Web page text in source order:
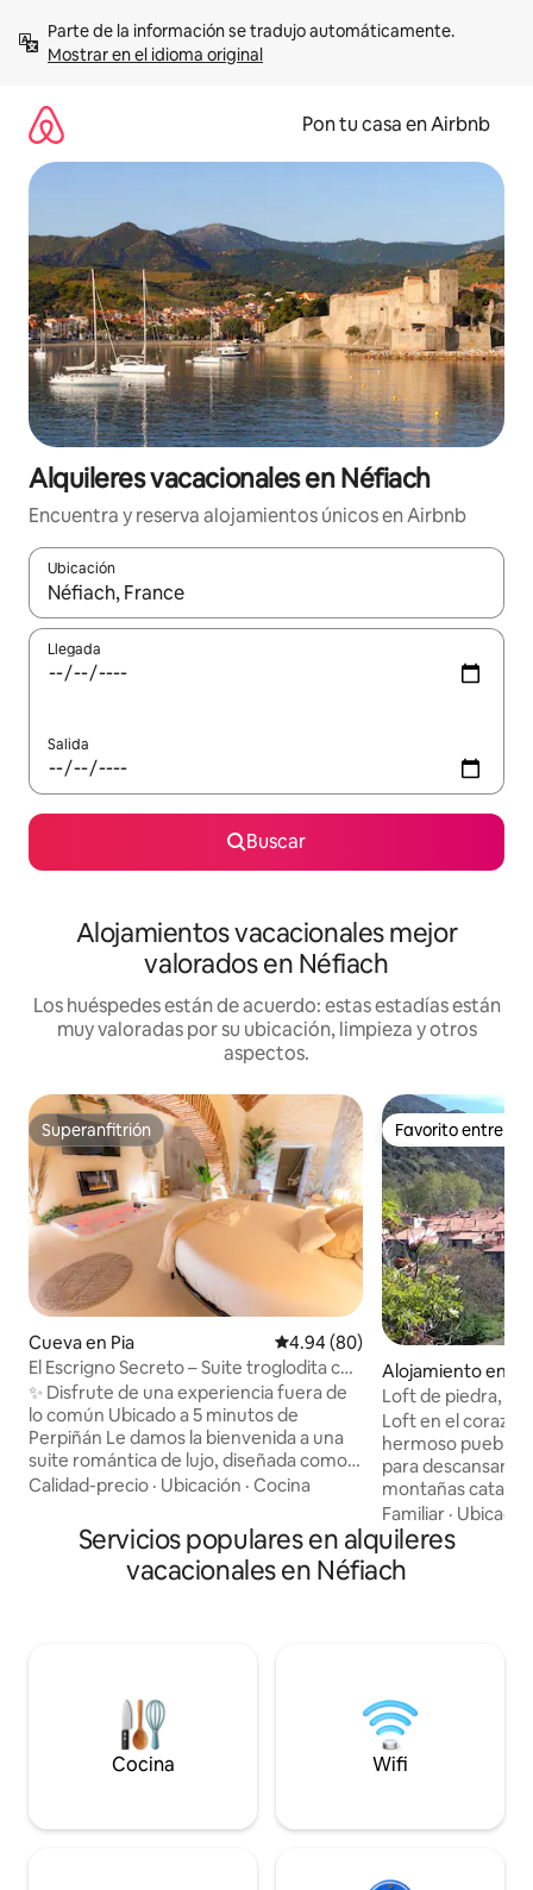
contenidoMostrar en el idioma original
Pon tu casa en Airbnb
Alquileres vacacionales en Néfiach
Encuentra y reserva alojamientos únicos en Airbnb
Ubicación
Cuando los resultados estén disponibles, navega con las
Llegada
Salida
Buscar
Alojamientos vacacionales mejor
valorados en Néfiach
Los huéspedes están de acuerdo: estas estadías están
muy valoradas por su ubicación, limpieza y otros
aspectos.
Superanfitrión
Superanfitrión
Cueva en Pia Calificación promedio: 4.94 de
4.94 (80)
El Escrigno Secreto – Suite troglodita con
spa
✨ Disfrute de una experiencia fuera de
lo común Ubicado a 5 minutos de
Perpiñán Le damos la bienvenida a una
suite romántica de lujo, diseñada como
un verdadero espacio de excepción en
intimidad, comodidad y sensaciones
Calidad-precio · Ubicación · Cocina
Favorito entre
Favorito entre
Alojamiento en
Loft de piedra,
montaña
Loft en el corazón
hermoso pueblo,
para descansar y
montañas
terraza orientada
montañas y sin vecinos. - 130
principal con 1
dormitorio con 1
Familiar ·
Servicios populares en alquileres
vacacionales en Néfiach
Cocina Wifi